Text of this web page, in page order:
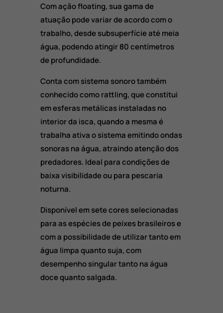
Com ação floating, sua gama de
atuação pode variar de acordo com o
trabalho, desde subsuperfície até meia
água, podendo atingir 80 centímetros
de profundidade.
Conta com sistema sonoro também
conhecido como rattling, que constitui
em esferas metálicas instaladas no
interior da isca, quando a mesma é
trabalha ativa o sistema emitindo ondas
sonoras na água, atraindo atenção dos
predadores. Ideal para condições de
baixa visibilidade ou para pescaria
noturna.
Disponível em sete cores selecionadas
para as espécies de peixes brasileiros e
com a possibilidade de utilizar tanto em
água limpa quanto suja, com
desempenho singular tanto na água
doce quanto salgada.